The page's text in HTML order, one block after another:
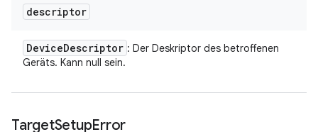
descriptor
DeviceDescriptor : Der Deskriptor des betroffenen
Geräts. Kann null sein.
TargetSetupError